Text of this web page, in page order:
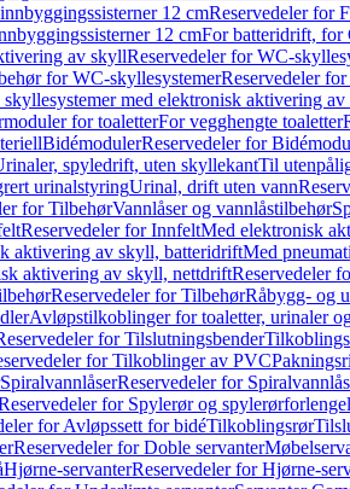
12 cmReservedeler for
12 cmFor batteridrift, for
av skyllReservedeler for WC-
for WC-skyllesystemerReservedeler
med elektronisk aktivering
for toaletterFor vegghengte toaletter
BidémodulerReservedeler for
spyledrift, uten skyllekantTil
urinalstyringUrinal, drift uten vann
for TilbehørVannlåser og vannlåstilbehør
Reservedeler for InnfeltMed elektronisk
aktivering av skyll, batteridriftMed
aktivering av skyll, nettdriftReservedeler
Reservedeler for TilbehørRåbygg- og
Avløpstilkoblinger for toaletter, urinaler
for Tilslutningsbender
for Tilkoblinger av PVC
SpiralvannlåserReservedeler for
for Spylerør og
for Avløpssett for bidéTilkoblingsrør
Reservedeler for Doble servanter
Hjørne-servanterReservedeler for Hjørne-